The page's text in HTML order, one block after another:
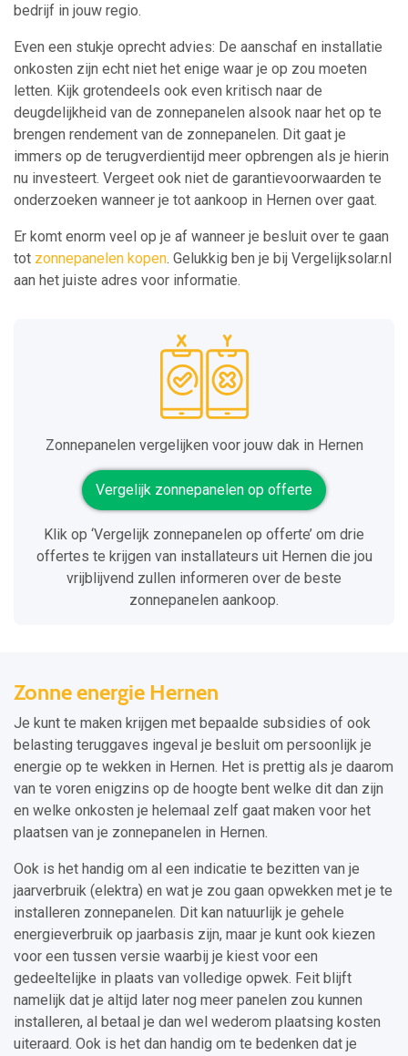
bedrijf in jouw regio.
Even een stukje oprecht advies: De aanschaf en installatie
onkosten zijn echt niet het enige waar je op zou moeten
letten. Kijk grotendeels ook even kritisch naar de
deugdelijkheid van de zonnepanelen alsook naar het op te
brengen rendement van de zonnepanelen. Dit gaat je
immers op de terugverdientijd meer opbrengen als je hierin
nu investeert. Vergeet ook niet de garantievoorwaarden te
onderzoeken wanneer je tot aankoop in Hernen over gaat.
Er komt enorm veel op je af wanneer je besluit over te gaan
tot zonnepanelen kopen. Gelukkig ben je bij Vergelijksolar.nl
aan het juiste adres voor informatie.
Zonnepanelen vergelijken voor jouw dak in Hernen
Vergelijk zonnepanelen op offerte
Klik op ‘Vergelijk zonnepanelen op offerte’ om drie
offertes te krijgen van installateurs uit Hernen die jou
vrijblijvend zullen informeren over de beste
zonnepanelen aankoop.
Zonne energie Hernen
Je kunt te maken krijgen met bepaalde subsidies of ook
belasting teruggaves ingeval je besluit om persoonlijk je
energie op te wekken in Hernen. Het is prettig als je daarom
van te voren enigzins op de hoogte bent welke dit dan zijn
en welke onkosten je helemaal zelf gaat maken voor het
plaatsen van je zonnepanelen in Hernen.
Ook is het handig om al een indicatie te bezitten van je
jaarverbruik (elektra) en wat je zou gaan opwekken met je te
installeren zonnepanelen. Dit kan natuurlijk je gehele
energieverbruik op jaarbasis zijn, maar je kunt ook kiezen
voor een tussen versie waarbij je kiest voor een
gedeeltelijke in plaats van volledige opwek. Feit blijft
namelijk dat je altijd later nog meer panelen zou kunnen
installeren, al betaal je dan wel wederom plaatsing kosten
uiteraard. Ook is het dan handig om te bedenken dat je